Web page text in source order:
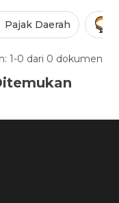
Pajak Daerah
1-0 dari 0 dokumen